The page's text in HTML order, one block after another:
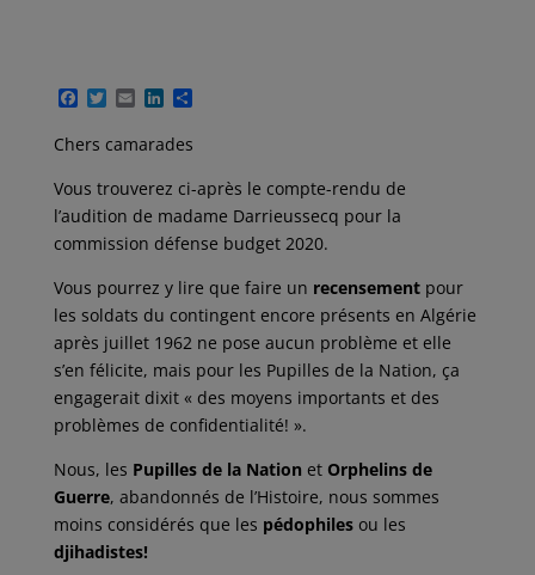
F
c
e
o
o
T
i
t
e
r
E
a
i
L
n
k
d
I
n
P
r
t
g
e
Chers camarades
Vous trouverez ci-après le compte-rendu de
l’audition de madame Darrieussecq pour la
commission défense budget 2020.
Vous pourrez y lire que faire un recensementpour
les soldats du contingent encore présents en Algérie
après juillet 1962 ne pose aucun problème et elle
s’en félicite, mais pour les Pupilles de la Nation, ça
engagerait dixit « des moyens importants et des
problèmes de confidentialité! ».
Nous, les Pupilles de la Nation etOrphelins de
Guerre, abandonnés de l’Histoire, nous sommes
moins considérés que les pédophilesou les
djihadistes!